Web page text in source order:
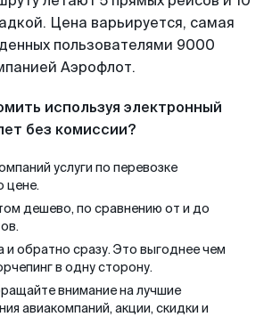
Цена варьируется, самая
пользователями 9000
Аэрофлот.
используя электронный
без комиссии?
услуги по перевозке
цене.
дешево, по сравнению от и до
и обратно сразу. Это выгоднее чем
в одну сторону.
внимание на лучшие
авиакомпаний, акции, скидки и